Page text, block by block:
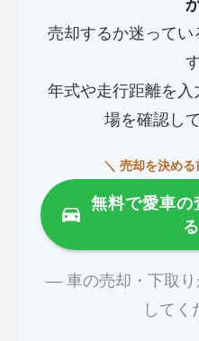
売却するか迷ってい
年式や走行距離を入
場を確認し
＼ 売却を決め
無料で愛車の
る
― 車の売却・下取り
して